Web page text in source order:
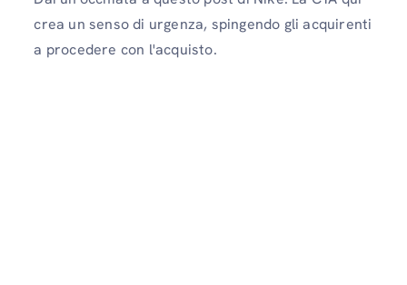
crea un senso di urgenza, spingendo gli acquirenti
a procedere con l'acquisto.